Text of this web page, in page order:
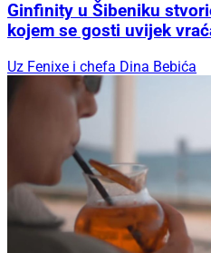
Ginfinity u Šibeniku
kojem se gosti uvijek
Uz Fenixe i chefa Dina Bebića